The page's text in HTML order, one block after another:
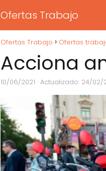
Ofertas Trabajo
Ofertas Trabajo Ofertas
Acciona
10/06/2021 · Actualizado: 24/02/